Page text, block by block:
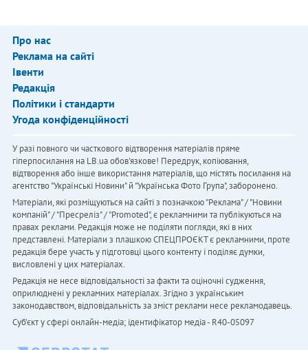
Про нас
Реклама на сайті
Івенти
Редакція
Політики і стандарти
Угода конфіденційності
У разі повного чи часткового відтворення матеріалів пряме
гіперпосилання на LB.ua обов'язкове! Передрук, копіювання,
відтворення або інше використання матеріалів, що містять посилання на
агентство "Українськi Новини" й "Українська Фото Група", заборонено.
Матеріали, які розміщуються на сайті з позначкою "Реклама" / "Новини
компаній" / "Пресреліз" / "Promoted", є рекламними та публікуються на
правах реклами. Редакція може не поділяти погляди, які в них
представлені. Матеріали з плашкою СПЕЦПРОЄКТ є рекламними, проте
редакція бере участь у підготовці цього контенту і поділяє думки,
висловлені у цих матеріалах.
Редакція не несе відповідальності за факти та оціночні судження,
оприлюднені у рекламних матеріалах. Згідно з українським
законодавством, відповідальність за зміст реклами несе рекламодавець.
Cуб'єкт у сфері онлайн-медіа; ідентифікатор медіа - R40-05097